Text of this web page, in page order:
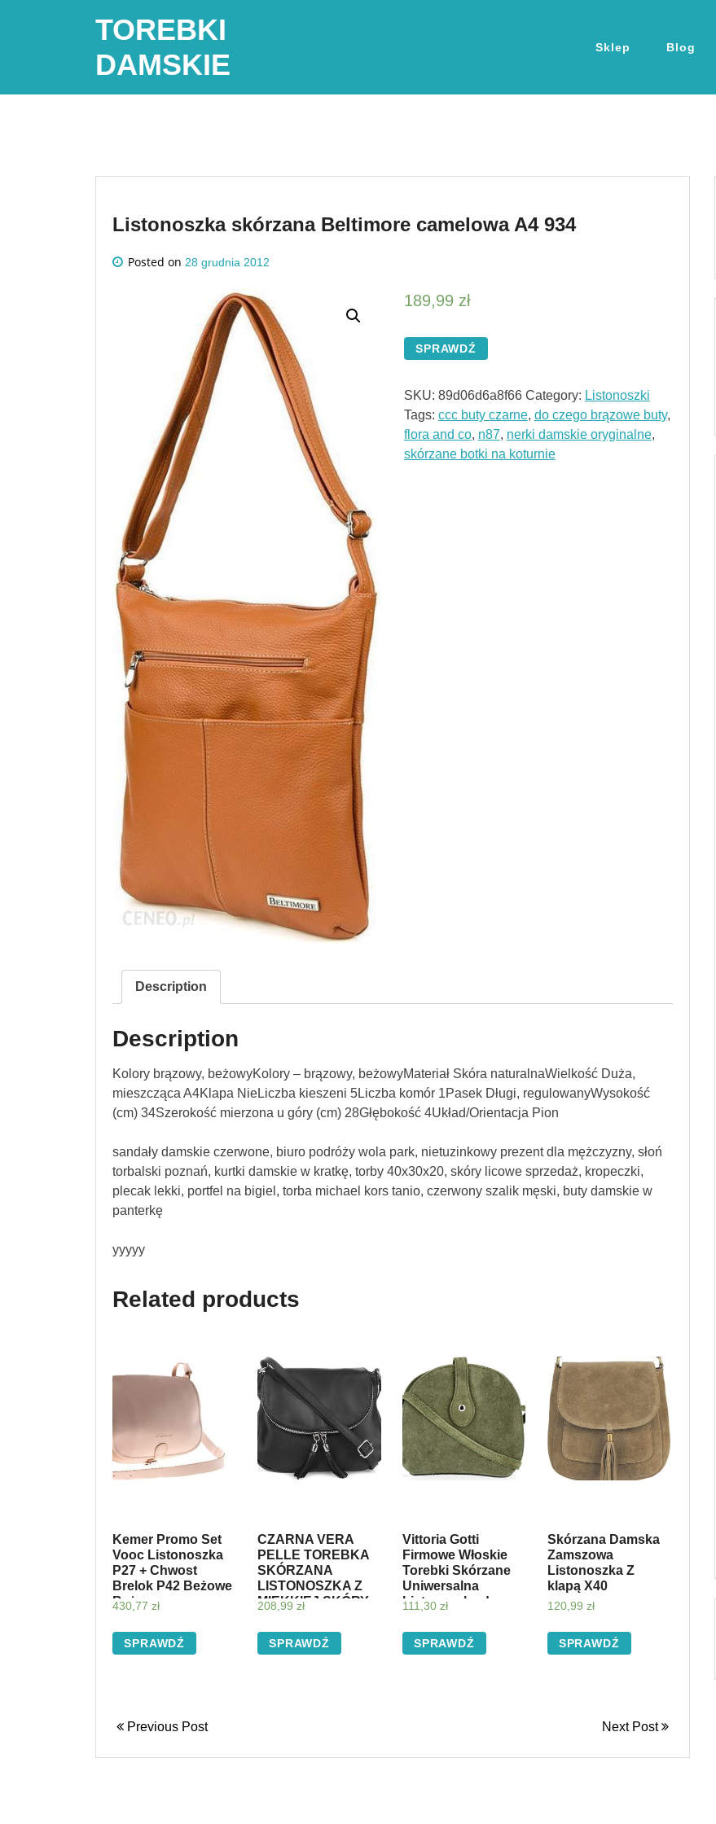
TOREBKI
DAMSKIE
Sklep Blog
Listonoszka skórzana Beltimore camelowa A4 934
Posted on 28 grudnia 2012
189,99 zł
SPRAWDŹ
SKU: 89d06d6a8f66 Category: Listonoszki
Tags: ccc buty czarne, do czego brązowe buty,
flora and co, n87, nerki damskie oryginalne,
skórzane botki na koturnie
Description
Description
Kolory brązowy, beżowyKolory – brązowy, beżowyMateriał Skóra naturalnaWielkość Duża,
mieszcząca A4Klapa NieLiczba kieszeni 5Liczba komór 1Pasek Długi, regulowanyWysokość
(cm) 34Szerokość mierzona u góry (cm) 28Głębokość 4Układ/Orientacja Pion
sandały damskie czerwone, biuro podróży wola park, nietuzinkowy prezent dla mężczyzny, słoń
torbalski poznań, kurtki damskie w kratkę, torby 40x30x20, skóry licowe sprzedaż, kropeczki,
plecak lekki, portfel na bigiel, torba michael kors tanio, czerwony szalik męski, buty damskie w
panterkę
yyyyy
Related products
Kemer Promo Set
Vooc Listonoszka
P27 + Chwost
Brelok P42 Beżowe
Beżowy
430,77 zł
SPRAWDŹ
CZARNA VERA
PELLE TOREBKA
SKÓRZANA
LISTONOSZKA Z
MIĘKKIEJ SKÓRY
208,99 zł
SPRAWDŹ
Vittoria Gotti
Firmowe Włoskie
Torebki Skórzane
Uniwersalna
Listonoszka do
dzień Zielona
(kolory)
111,30 zł
SPRAWDŹ
Skórzana Damska
Zamszowa
Listonoszka Z
klapą X40
120,99 zł
SPRAWDŹ
Previous Post Next Post